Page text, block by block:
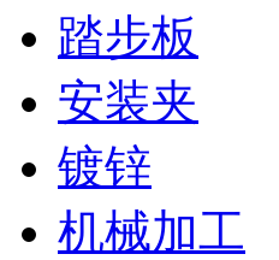
踏步板
安装夹
镀锌
机械加工